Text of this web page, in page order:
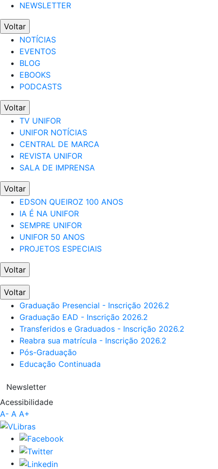
NEWSLETTER
Voltar
NOTÍCIAS
EVENTOS
BLOG
EBOOKS
PODCASTS
Voltar
TV UNIFOR
UNIFOR NOTÍCIAS
CENTRAL DE MARCA
REVISTA UNIFOR
SALA DE IMPRENSA
Voltar
EDSON QUEIROZ 100 ANOS
IA É NA UNIFOR
SEMPRE UNIFOR
UNIFOR 50 ANOS
PROJETOS ESPECIAIS
Voltar
Voltar
Graduação Presencial - Inscrição 2026.2
Graduação EAD - Inscrição 2026.2
Transferidos e Graduados - Inscrição 2026.2
Reabra sua matrícula - Inscrição 2026.2
Pós-Graduação
Educação Continuada
Newsletter
Acessibilidade
A- A A+